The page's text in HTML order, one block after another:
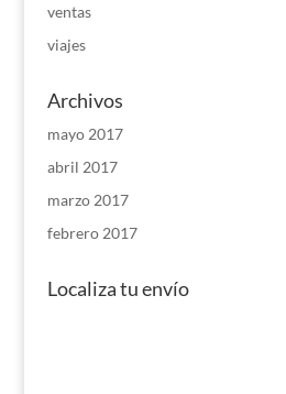
ventas
viajes
Archivos
mayo 2017
abril 2017
marzo 2017
febrero 2017
Localiza tu envío